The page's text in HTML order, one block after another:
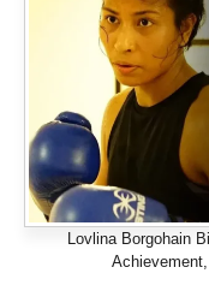
Lovlina Borgohain
Achievement,